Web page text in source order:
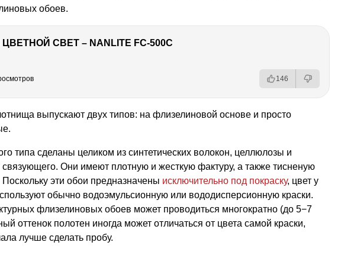
обоев.
СВЕТ – NANLITE FC-500C
146
выпускают двух типов: на флизелиновой основе и просто
типа сделаны целиком из синтетических волокон, целлюлозы и
Они имеют плотную и жесткую фактуру, а также тисненую
Поскольку эти обои предназначены исключительно под покраску, цвет у
обычно водоэмульсионную или вододисперсионную краски.
флизелиновых обоев может проводиться многократно (до 5−7
оттенок полотен иногда может отличаться от цвета самой краски,
лучше сделать пробу.